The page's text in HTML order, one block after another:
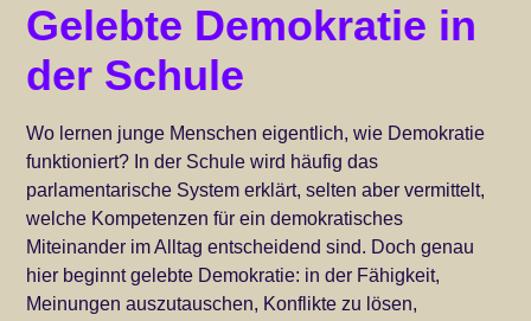
Gelebte Demokratie in
der Schule
Wo lernen junge Menschen eigentlich, wie Demokratie
funktioniert? In der Schule wird häufig das
parlamentarische System erklärt, selten aber vermittelt,
welche Kompetenzen für ein demokratisches
Miteinander im Alltag entscheidend sind. Doch genau
hier beginnt gelebte Demokratie: in der Fähigkeit,
Meinungen auszutauschen, Konflikte zu lösen,